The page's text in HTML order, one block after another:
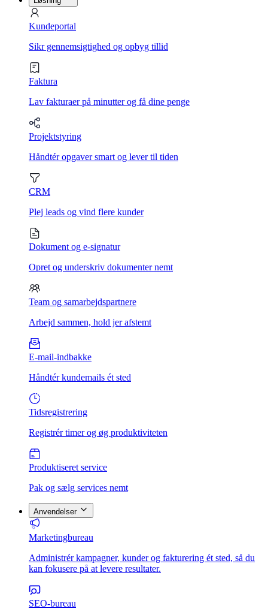
Kundeportal
Sikr gennemsigtighed og opbyg tillid
Faktura
Lav fakturaer på minutter og få dine penge
Projektstyring
Håndtér opgaver smart og lever til tiden
CRM
Plej leads og vind flere kunder
Dokument og e-signatur
Opret og underskriv dokumenter nemt
Team og samarbejdspartnere
Arbejd sammen, hold jer afstemt
E-mail-indbakke
Håndtér kundemails ét sted
Tidsregistrering
Registrér timer og øg produktiviteten
Produktiseret service
Pak og sælg services nemt
Anvendelser
Marketingbureau
Administrér kampagner, kunder og fakturering ét sted, så du
kan fokusere på at levere resultater.
SEO-bureau